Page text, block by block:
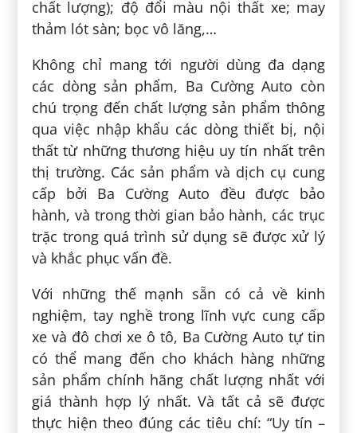
chất lượng); độ đổi màu nội thất xe; may
thảm lót sàn; bọc vô lăng,…
Không chỉ mang tới người dùng đa dạng
các dòng sản phẩm, Ba Cường Auto còn
chú trọng đến chất lượng sản phẩm thông
qua việc nhập khẩu các dòng thiết bị, nội
thất từ những thương hiệu uy tín nhất trên
thị trường. Các sản phẩm và dịch cụ cung
cấp bởi Ba Cường Auto đều được bảo
hành, và trong thời gian bảo hành, các trục
trặc trong quá trình sử dụng sẽ được xử lý
và khắc phục vấn đề.
Với những thế mạnh sẵn có cả về kinh
nghiệm, tay nghề trong lĩnh vực cung cấp
xe và đô chơi xe ô tô, Ba Cường Auto tự tin
có thể mang đến cho khách hàng những
sản phẩm chính hãng chất lượng nhất với
giá thành hợp lý nhất. Và tất cả sẽ được
thực hiện theo đúng các tiêu chí: “Uy tín –